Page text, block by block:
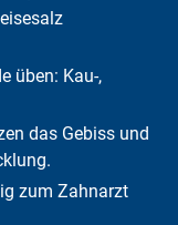
üben: Kau-,
das Gebiss und
zum Zahnarzt